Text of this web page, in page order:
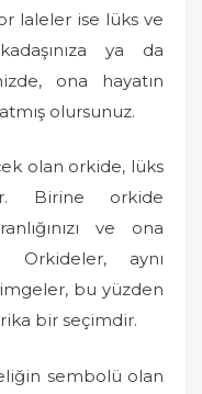
laleler ise lüks ve
ya da
ona hayatın
olursunuz.
olan orkide, lüks
Birine orkide
ve ona
Orkideler, aynı
bu yüzden
bir seçimdir.
sembolü olan